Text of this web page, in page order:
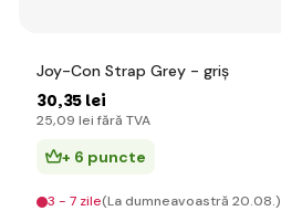
Joy-Con Strap Grey - griș
30,35 lei
25,09 lei fără TVA
+ 6 puncte
3 - 7 zile(La dumneavoastră 20.08.)